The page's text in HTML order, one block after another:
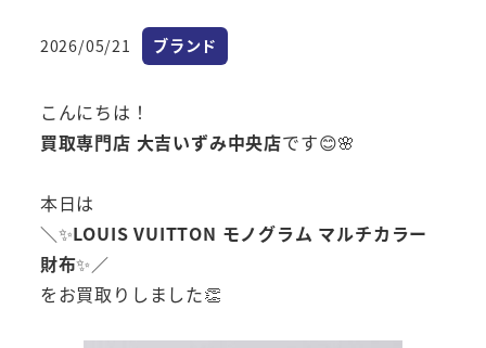
投稿日
2026/05/21 カテゴリー
ブランド
こんにちは！
買取専門店 大吉いずみ中央店です😊🌸
本日は
＼✨LOUIS VUITTON モノグラム マルチカラー
財布✨／
をお買取りしました👏